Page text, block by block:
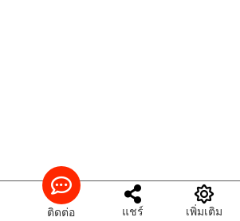
ติดต่อ แชร์ เพิ่มเติม